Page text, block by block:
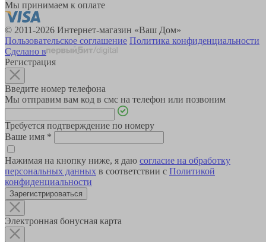
Мы принимаем к оплате
© 2011-2026 Интернет-магазин «Ваш Дом»
Пользовательское соглашение Политика конфиденциальности
Сделано в
Регистрация
Введите номер телефона
Мы отправим вам код в смс на телефон или позвоним
Требуется подтверждение по номеру
Ваше имя *
Нажимая на кнопку ниже, я даю согласие на обработку
персональных данных в соответствии с Политикой
конфиденциальности
Зарегистрироваться
Электронная бонусная карта